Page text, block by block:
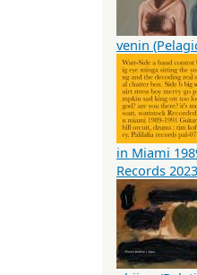
venin
in Miami
Records